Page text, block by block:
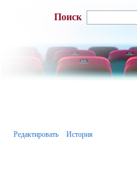
Поиск
Редактировать История